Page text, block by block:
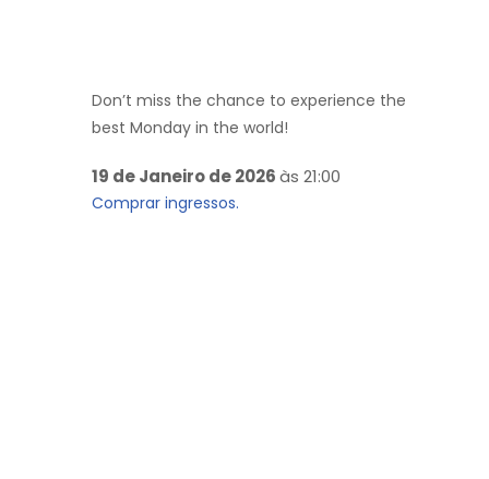
Don’t miss the chance to experience the
best Monday in the world!
19 de Janeiro de 2026às 21:00
Comprar ingressos.